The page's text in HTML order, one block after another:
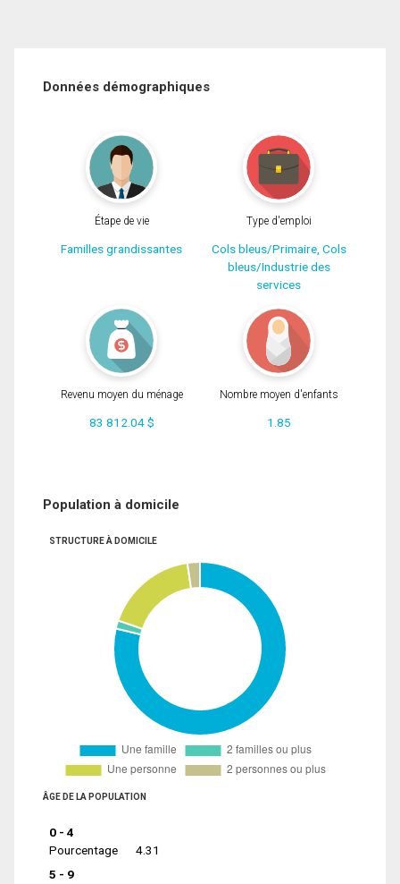
Données démographiques
Étape de vie
Familles grandissantes
Type d'emploi
Cols bleus/Primaire, Cols
bleus/Industrie des
services
Revenu moyen du ménage
83 812.04 $
Nombre moyen d'enfants
1.85
Population à domicile
STRUCTURE À DOMICILE
ÂGE DE LA POPULATION
0 - 4
Pourcentage
4.31
5 - 9